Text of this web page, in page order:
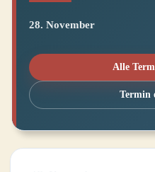
28. November
Alle
Termin